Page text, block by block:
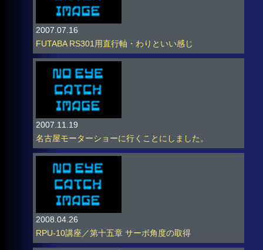
2007.07.16
FUTABA RS301用直行軸・わりといい感じ
2007.11.19
名古屋モーターショーに行くことにしました。
2008.04.26
RPU-10講座／第十五章 サーボ角度の取得